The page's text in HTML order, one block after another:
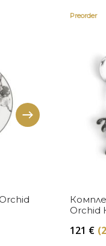
Preorder
Orchid
121 €